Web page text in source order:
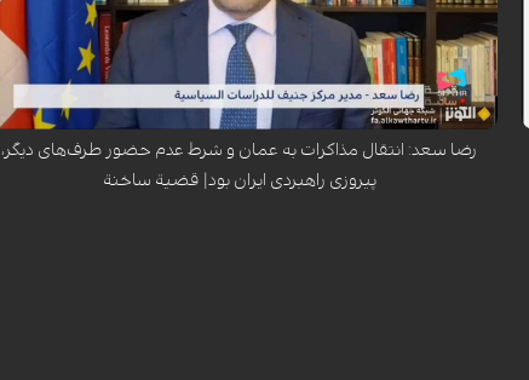
نماید. وی انتقال مذاکرات به عمان و شرط عدم حضور طرف‌های دیگر را از نقاط
قوت راهبرد تهران ارزیابی کرد و افزود که دور آینده مذاکرات در ژنو با وجود
تهدیدهای ترامپ برای استفاده از گزینه نظامی، در فضای تشدید فشارهای
سیاسی و رسانه‌ای برگزار خواهد شد.
رضا سعد: انتقال مذاکرات به عمان و شرط عدم حضور طرف‌های دیگر،
پیروزی راهبردی ایران بود| قضیة ساخنة